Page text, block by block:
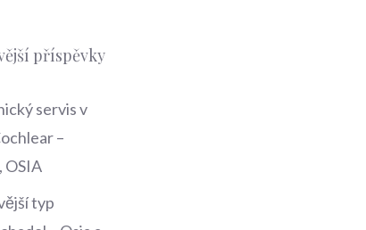
příspěvky
servis v
–
OSIA
typ